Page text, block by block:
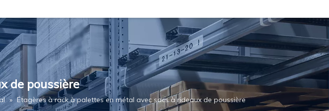
de poussière
» Étagères à rack à palettes en métal avec sacs à rideaux de poussière